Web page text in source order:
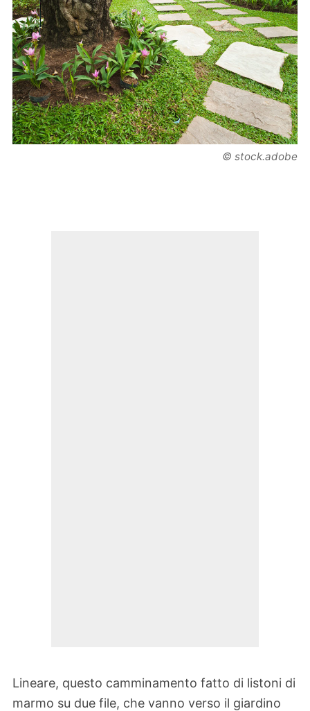
© stock.adobe
Lineare, questo camminamento fatto di listoni di
marmo su due file, che vanno verso il giardino